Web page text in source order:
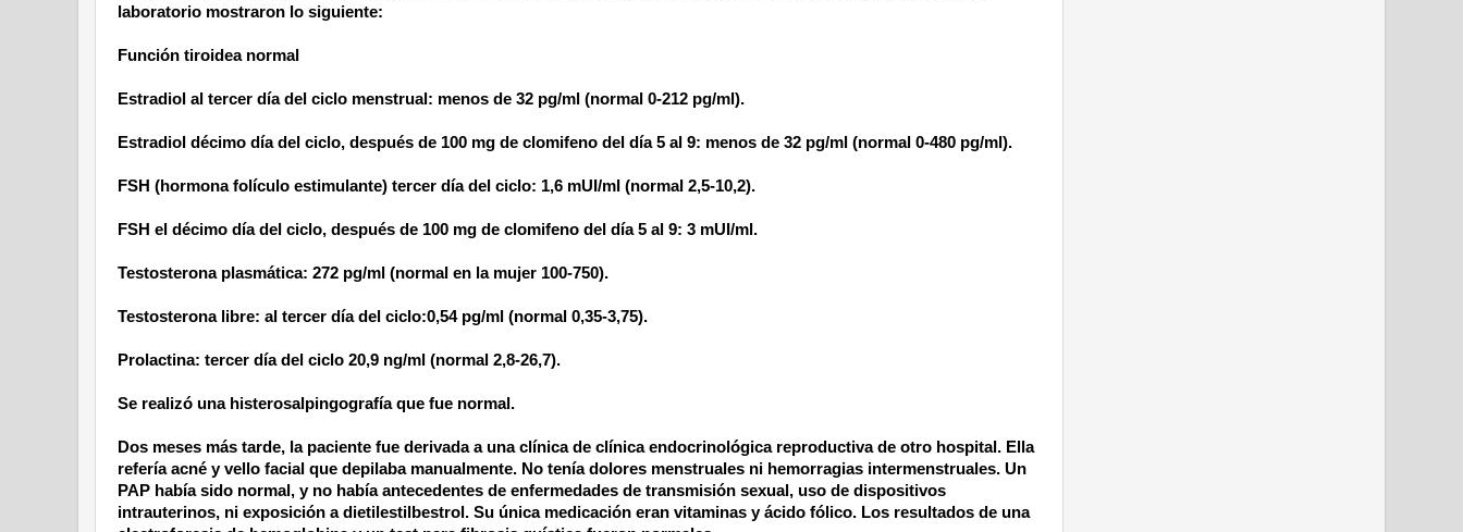
laboratorio mostraron lo siguiente:
Función tiroidea normal
Estradiol al tercer día del ciclo menstrual: menos de 32 pg/ml (normal 0-212 pg/ml).
Estradiol décimo día del ciclo, después de 100 mg de clomifeno del día 5 al 9: menos de 32 pg/ml (normal 0-480 pg/ml).
FSH (hormona folículo estimulante) tercer día del ciclo: 1,6 mUI/ml (normal 2,5-10,2).
FSH el décimo día del ciclo, después de 100 mg de clomifeno del día 5 al 9: 3 mUI/ml.
Testosterona plasmática: 272 pg/ml (normal en la mujer 100-750).
Testosterona libre: al tercer día del ciclo:0,54 pg/ml (normal 0,35-3,75).
Prolactina: tercer día del ciclo 20,9 ng/ml (normal 2,8-26,7).
Se realizó una histerosalpingografía que fue normal.
Dos meses más tarde, la paciente fue derivada a una clínica de clínica endocrinológica reproductiva de otro hospital. Ella
refería acné y vello facial que depilaba manualmente. No tenía dolores menstruales ni hemorragias intermenstruales. Un
PAP había sido normal, y no había antecedentes de enfermedades de transmisión sexual, uso de dispositivos
intrauterinos, ni exposición a dietilestilbestrol. Su única medicación eran vitaminas y ácido fólico. Los resultados de una